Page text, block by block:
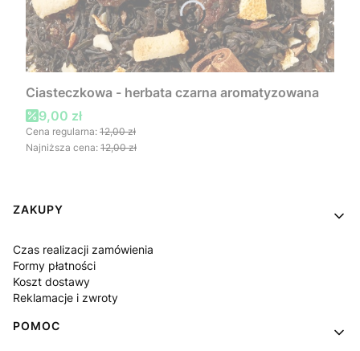
Ciasteczkowa - herbata czarna aromatyzowana
Cena promocyjna
9,00 zł
Cena regularna: 12,00 zł
Najniższa cena: 12,00 zł
Linki w stopce
ZAKUPY
Czas realizacji zamówienia
Formy płatności
Koszt dostawy
Reklamacje i zwroty
POMOC